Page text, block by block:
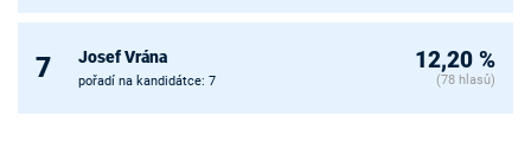
7 Josef Vrána
pořadí na kandidátce: 7
12,20 %
(78 hlasů)